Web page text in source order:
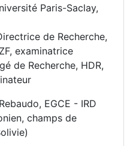
Paris-Saclay,
de Recherche,
examinatrice
de Recherche, HDR,
EGCE - IRD
champs de